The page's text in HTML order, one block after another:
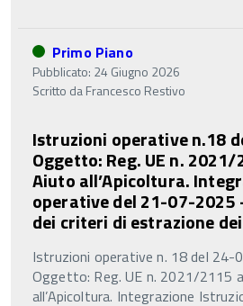
Primo Piano
Pubblicato: 24 Giugno 2026
Scritto daFrancesco Restivo
Istruzioni operative n.18
Oggetto: Reg. UE n.
Aiuto all’Apicoltura.
operative del 21-07-2025
dei criteri di estrazione
Istruzioni operative n. 18 del 24-
Oggetto: Reg. UE n. 2021/2115
all’Apicoltura. Integrazione